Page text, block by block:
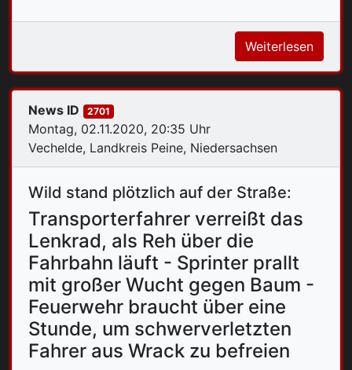
Weiterlesen
Montag, 02.11.2020, 20:35 Uhr
Vechelde, Landkreis Peine, Niedersachsen
News ID 2701
Wild stand plötzlich auf der Straße:
Transporterfahrer verreißt das
Lenkrad, als Reh über die
Fahrbahn läuft - Sprinter prallt
mit großer Wucht gegen Baum -
Feuerwehr braucht über eine
Stunde, um schwerverletzten
Fahrer aus Wrack zu befreien